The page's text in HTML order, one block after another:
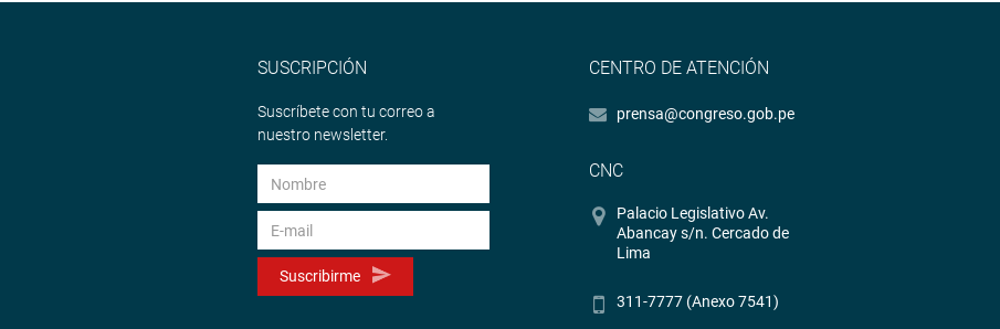
SUSCRIPCIÓN
Suscríbete con tu correo a
nuestro newsletter.
Suscribirme
CENTRO DE ATENCIÓN
prensa@congreso.gob.pe
CNC
Palacio Legislativo Av.
Abancay s/n. Cercado de
Lima
311-7777 (Anexo 7541)